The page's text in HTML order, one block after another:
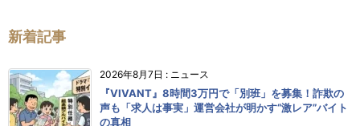
新着記事
2026年8月7日 : ニュース
『VIVANT』8時間3万円で「別班」を募集！詐欺の
声も「求人は事実」運営会社が明かす“激レア”バイト
の真相